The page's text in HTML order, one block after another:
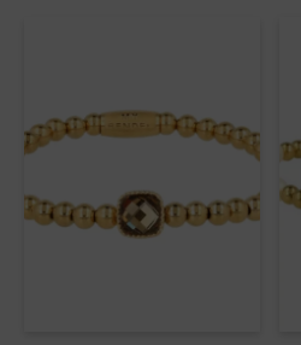
Kralen armbanden